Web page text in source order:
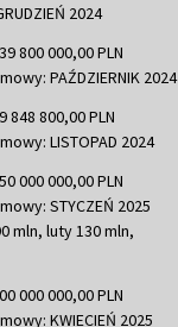
2024
800 000,00 PLN
PAŹDZIERNIK 2024
800,00 PLN
LISTOPAD 2024
000 000,00 PLN
STYCZEŃ 2025
mln, luty 130 mln,
000 000,00 PLN
KWIECIEŃ 2025